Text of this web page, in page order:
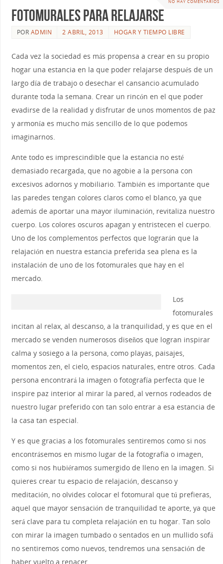
NO HAY COMENTARIOS
Fotomurales para relajarse
POR ADMIN 2 ABRIL, 2013 HOGAR Y TIEMPO LIBRE
Cada vez la sociedad es más propensa a crear en su propio
hogar una estancia en la que poder relajarse después de un
largo día de trabajo o desechar el cansancio acumulado
durante toda la semana. Crear un rincón en el que poder
evadirse de la realidad y disfrutar de unos momentos de paz
y armonía es mucho más sencillo de lo que podemos
imaginarnos.
Ante todo es imprescindible que la estancia no esté
demasiado recargada, que no agobie a la persona con
excesivos adornos y mobiliario. También es importante que
las paredes tengan colores claros como el blanco, ya que
además de aportar una mayor iluminación, revitaliza nuestro
cuerpo. Los colores oscuros apagan y entristecen el cuerpo.
Uno de los complementos perfectos que lograrán que la
relajación en nuestra estancia preferida sea plena es la
instalación de uno de los fotomurales que hay en el
mercado.
Los
fotomurales
incitan al relax, al descanso, a la tranquilidad, y es que en el
mercado se venden numerosos diseños que logran inspirar
calma y sosiego a la persona, como playas, paisajes,
momentos zen, el cielo, espacios naturales, entre otros. Cada
persona encontrará la imagen o fotografía perfecta que le
inspire paz interior al mirar la pared, al vernos rodeados de
nuestro lugar preferido con tan solo entrar a esa estancia de
la casa tan especial.
Y es que gracias a los fotomurales sentiremos como si nos
encontrásemos en mismo lugar de la fotografía o imagen,
como si nos hubiéramos sumergido de lleno en la imagen. Si
quieres crear tu espacio de relajación, descanso y
meditación, no olvides colocar el fotomural que tú prefieras,
aquel que mayor sensación de tranquilidad te aporte, ya que
será clave para tu completa relajación en tu hogar. Tan solo
con mirar la imagen tumbado o sentados en un mullido sofá
no sentiremos como nuevos, tendremos una sensación de
haber vuelto a renacer.